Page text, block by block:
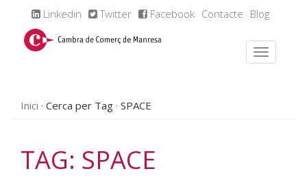
Linkedin Twitter Facebook Contacte Blog
Inici Cerca per Tag SPACE
TAG: SPACE